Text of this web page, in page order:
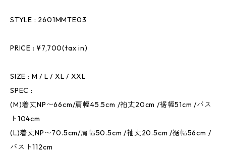
STYLE : 2601MMTE03
PRICE : ¥7,700(tax in)
SIZE : M / L / XL / XXL
SPEC :
(M)着丈NP〜66cm/肩幅45.5cm /袖丈20cm /裾幅51cm /バス
ト104cm
(L)着丈NP〜70.5cm/肩幅50.5cm /袖丈20.5cm /裾幅56cm /
バスト112cm